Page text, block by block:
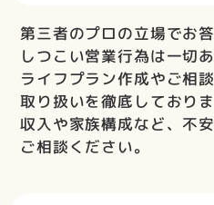
第三者のプロの立場でお
しつこい営業行為は一切あ
ライフプラン作成やご相
取り扱いを徹底しておりま
収入や家族構成など、不
ご相談ください。